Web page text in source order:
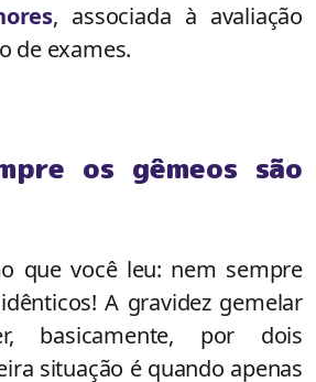
, associada à avaliação
de exames.
os gêmeos são
que você leu: nem sempre
A gravidez gemelar
basicamente, por dois
situação é quando apenas